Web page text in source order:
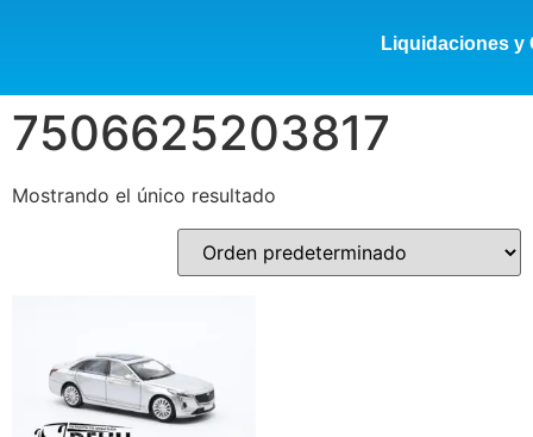
Liquidaciones y
7506625203817
Mostrando el único resultado